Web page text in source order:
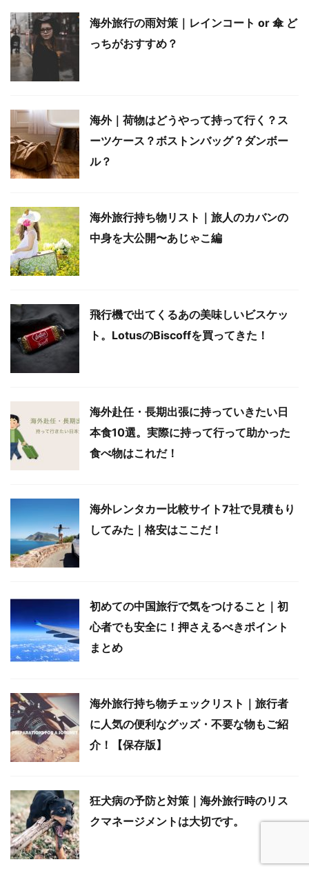
海外旅行の雨対策｜レインコート or 傘 ど
っちがおすすめ？
海外｜荷物はどうやって持って行く？ス
ーツケース？ボストンバッグ？ダンボー
ル？
海外旅行持ち物リスト｜旅人のカバンの
中身を大公開〜あじゃこ編
飛行機で出てくるあの美味しいビスケッ
ト。LotusのBiscoffを買ってきた！
海外赴任・長期出張に持っていきたい日
本食10選。実際に持って行って助かった
食べ物はこれだ！
海外レンタカー比較サイト7社で見積もり
してみた｜格安はここだ！
初めての中国旅行で気をつけること｜初
心者でも安全に！押さえるべきポイント
まとめ
海外旅行持ち物チェックリスト｜旅行者
に人気の便利なグッズ・不要な物もご紹
介！【保存版】
狂犬病の予防と対策｜海外旅行時のリス
クマネージメントは大切です。